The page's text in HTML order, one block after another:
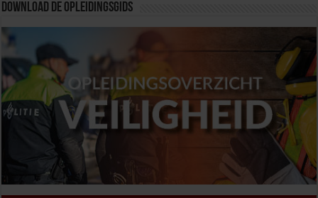
Download de opleidingsgids